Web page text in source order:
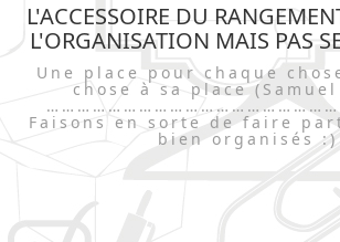
L'ACCESSOIRE DU
L'ORGANISATION MAIS PAS
Une place pour chaque
chose à sa place
Faisons en sorte de faire
bien organisés :)